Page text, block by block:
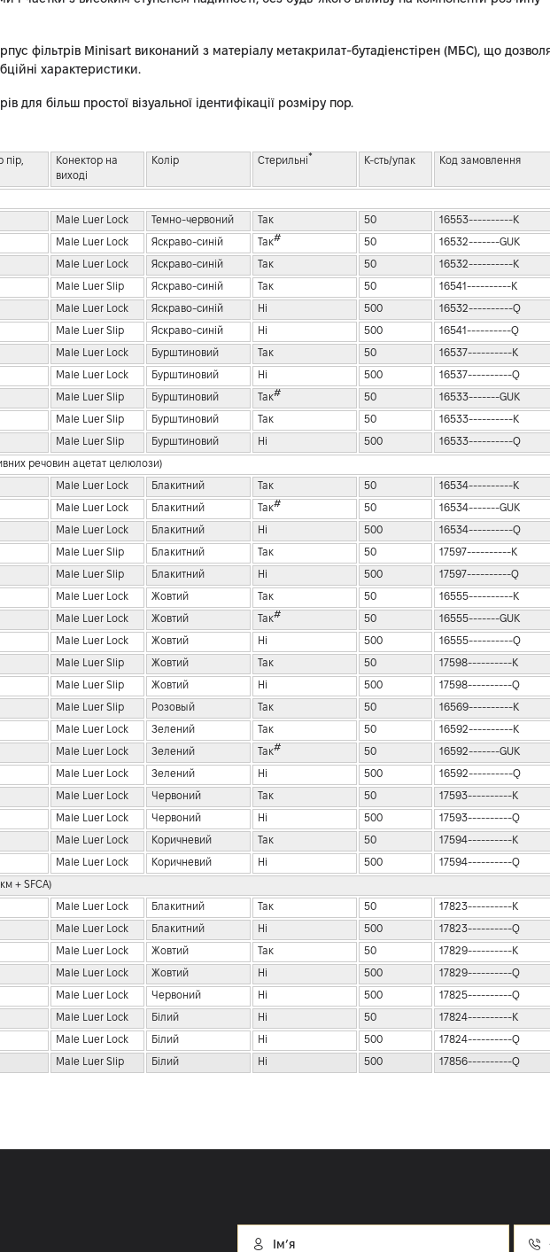
фільтрів Minisart виконаний з матеріалу метакрилат-бутадіенстірен (МБС), що
характеристики.
для більш простої візуальної ідентифікації розміру пор.
пір,
Конектор на
виході
Колір Стерильні* К-сть/упак Код замовлення
Male Luer Lock Темно-червоний Так 50
16553----------K
Male Luer Lock Яскраво-синій Так# 50
16532-------GUK
Male Luer Lock Яскраво-синій Так 50
16532----------K
Male Luer Slip Яскраво-синій Так 50
16541----------K
Male Luer Lock Яскраво-синій Ні 500
16532----------Q
Male Luer Slip Яскраво-синій Ні 500
16541----------Q
Male Luer Lock Бурштиновий Так 50
16537----------K
Male Luer Lock Бурштиновий Ні 500
16537----------Q
Male Luer Slip Бурштиновий Так# 50
16533-------GUK
Male Luer Slip Бурштиновий Так 50
16533----------K
Male Luer Slip Бурштиновий Ні 500
16533----------Q
речовин ацетат целюлози)
Male Luer Lock Блакитний Так 50
16534----------K
Male Luer Lock Блакитний Так# 50
16534-------GUK
Male Luer Lock Блакитний Ні 500
16534----------Q
Male Luer Slip Блакитний Так 50
17597----------K
Male Luer Slip Блакитний Ні 500
17597----------Q
Male Luer Lock Жовтий Так 50
16555----------K
Male Luer Lock Жовтий Так# 50
16555-------GUK
Male Luer Lock Жовтий Ні 500
16555----------Q
Male Luer Slip Жовтий Так 50
17598----------K
Male Luer Slip Жовтий Ні 500
17598----------Q
Male Luer Slip Розовый Так 50
16569----------K
Male Luer Lock Зелений Так 50
16592----------K
Male Luer Lock Зелений Так# 50
16592-------GUK
Male Luer Lock Зелений Ні 500
16592----------Q
Male Luer Lock Червоний Так 50
17593----------K
Male Luer Lock Червоний Ні 500
17593----------Q
Male Luer Lock Коричневий Так 50
17594----------K
Male Luer Lock Коричневий Ні 500
17594----------Q
+ SFCA)
Male Luer Lock Блакитний Так 50
17823----------K
Male Luer Lock Блакитний Ні 500
17823----------Q
Male Luer Lock Жовтий Так 50
17829----------K
Male Luer Lock Жовтий Ні 500
17829----------Q
Male Luer Lock Червоний Ні 500
17825----------Q
Male Luer Lock Білий Ні 50
17824----------K
Male Luer Lock Білий Ні 500
17824----------Q
Male Luer Slip Білий Ні 500 17856----------Q